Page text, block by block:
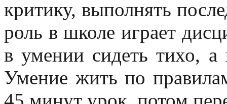
критику, выполнять
роль в школе играет
в умении сидеть тихо, а
Умение жить по